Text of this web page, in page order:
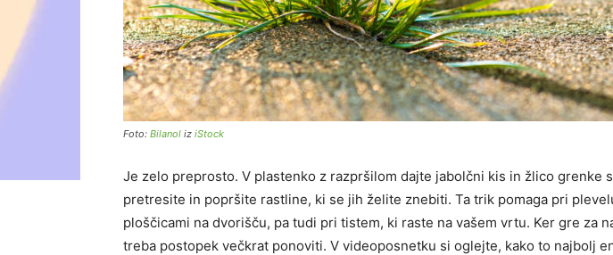
Foto: Bilanol iz iStock
Je zelo preprosto. V plastenko z razpršilom dajte jabolčni kis in žlico grenke
pretresite in popršite rastline, ki se jih želite znebiti. Ta trik pomaga pri
ploščicami na dvorišču, pa tudi pri tistem, ki raste na vašem vrtu. Ker gre za
treba postopek večkrat ponoviti. V videoposnetku si oglejte, kako to najbolj